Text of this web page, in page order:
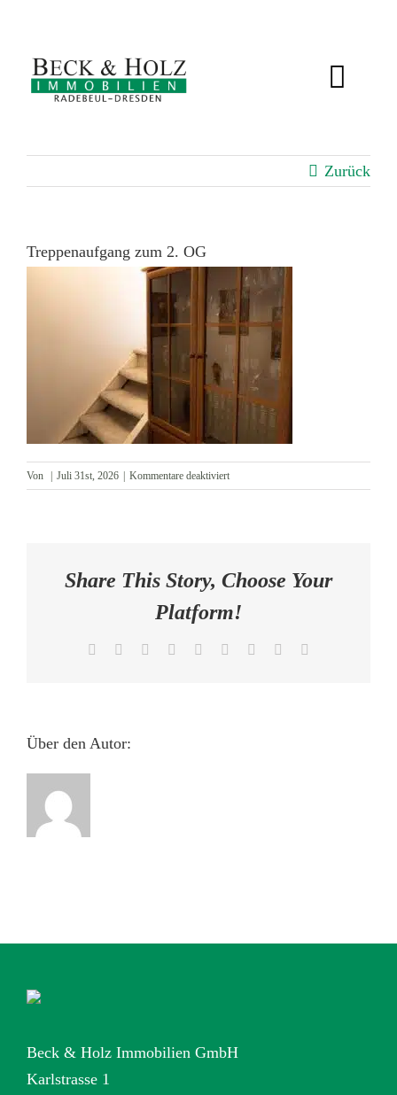
springen
BEWERTUNG
SERVICE
KUNDENSTIMMEN
AKTUELLES
KONTAKT
Zurück
Treppenaufgang zum 2. OG
Von Juli 31st, 2026 Kommentare deaktiviertfür
Treppenaufgang
Share This Story, Choose Your
Platform!
Facebook Reddit LinkedInWhatsApp
TumblrPinterest
Über den Autor:
Beck & Holz Immobilien GmbH
Karlstrasse 1